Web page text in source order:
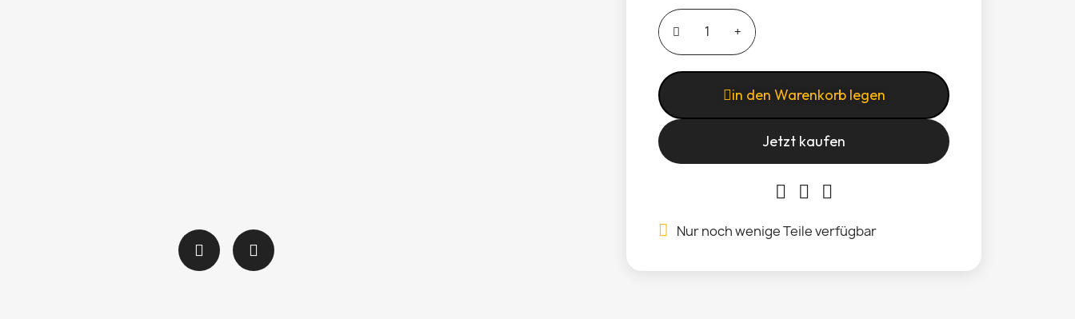
in den Warenkorb legen
Jetzt kaufen
Nur noch wenige Teile verfügbar